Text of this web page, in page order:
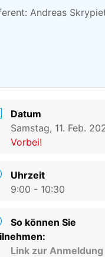
Andreas
Datum
Samstag, 11. Feb.
Vorbei!
Uhrzeit
9:00 - 10:30
So können Sie
Link zur Anmeldung